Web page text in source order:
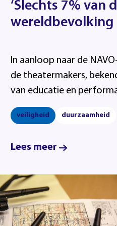
‘Slechts 7% van
wereldbevolking
In aanloop naar de
de theatermakers,
van educatie en
een sessie over
samenwerking en de
veiligheid duurzaamheid
Lees meer